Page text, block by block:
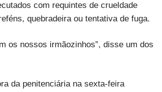
com requintes de crueldade
quebradeira ou tentativa de fuga.
os nossos irmãozinhos”, disse um dos
da penitenciária na sexta-feira